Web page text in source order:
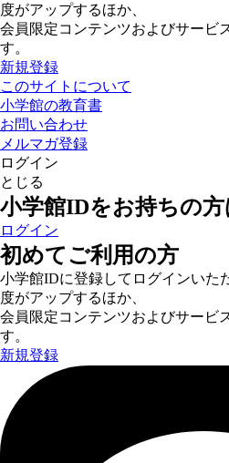
度がアップするほか、
会員限定コンテンツおよびサービ
す。
新規登録
このサイトについて
小学館の教育書
お問い合わせ
メルマガ登録
ログイン
とじる
小学館IDをお持ちの
ログイン
初めてご利用の方
小学館IDに登録してログインいた
度がアップするほか、
会員限定コンテンツおよびサービ
す。
新規登録